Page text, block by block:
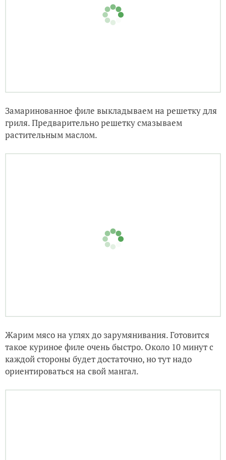
Замаринованное филе выкладываем на решетку для
растительным маслом.
Жарим мясо на углях до зарумянивания. Готовится
каждой стороны будет достаточно, но тут надо
ориентироваться на свой мангал.